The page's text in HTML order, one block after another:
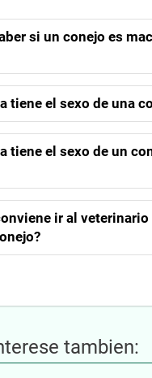
si un conejo es
tiene el sexo de una
tiene el sexo de un
ir al veterinario
tambien: